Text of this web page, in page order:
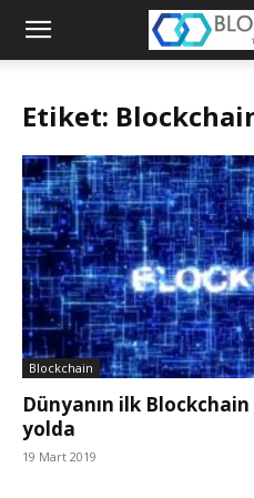
Blockchain
Etiket:
Blockchain
Dünyanın ilk
yolda
19 Mart 2019